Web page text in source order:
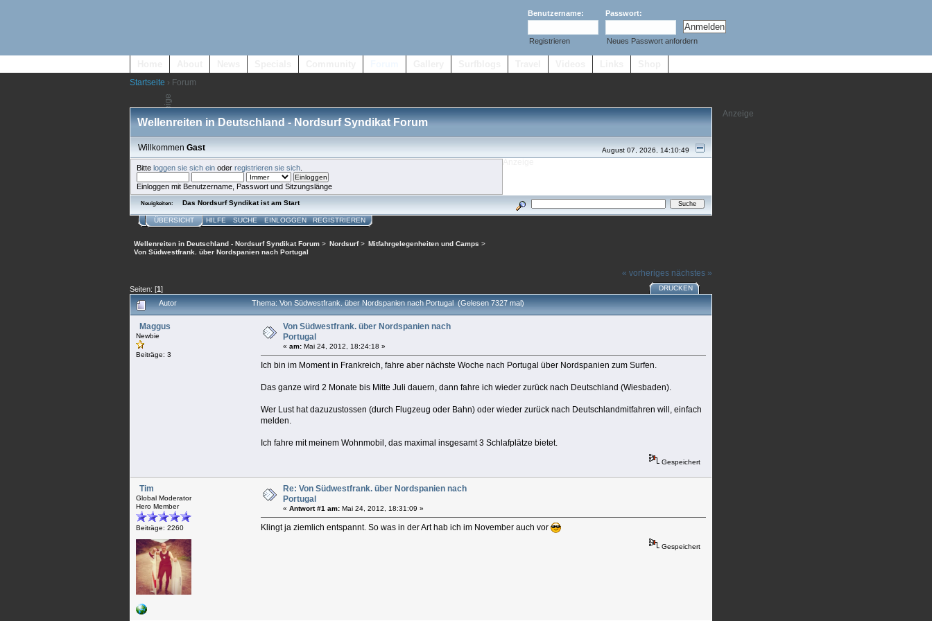
Benutzername: Passwort:
Registrieren Neues Passwort anfordern
Startseite › Forum
Wellenreiten in Deutschland - Nordsurf Syndikat Forum
August 07, 2026, 14:10:49
WillkommenGast
Bitte loggen sie sich einoder registrieren sie sich.
Einloggen mit Benutzername, Passwort und Sitzungslänge
Neuigkeiten: Das Nordsurf Syndikat ist am Start
ÜBERSICHT HILFE SUCHE EINLOGGEN REGISTRIEREN
Wellenreiten in Deutschland - Nordsurf Syndikat Forum > Nordsurf> Mitfahrgelegenheiten und Camps >
Von Südwestfrank. über Nordspanien nach Portugal
« vorheriges nächstes »
Seiten: [1] DRUCKEN
Autor Thema: Von Südwestfrank. über Nordspanien nach Portugal (Gelesen 7327 mal)
Maggus
Newbie
Beiträge: 3
Von Südwestfrank. über Nordspanien nach
Portugal
«am: Mai 24, 2012, 18:24:18 »
Ich bin im Moment in Frankreich, fahre aber nächste Woche nach Portugal über Nordspanien zum Surfen.
Das ganze wird 2 Monate bis Mitte Juli dauern, dann fahre ich wieder zurück nach Deutschland (Wiesbaden).
Wer Lust hat dazuzustossen (durch Flugzeug oder Bahn) oder wieder zurück nach Deutschlandmitfahren will, einfach
melden.
Ich fahre mit meinem Wohnmobil, das maximal insgesamt 3 Schlafplätze bietet.
Gespeichert
Tim
Global Moderator
Hero Member
Beiträge: 2260
Re: Von Südwestfrank. über Nordspanien nach
Portugal
«Antwort #1 am: Mai 24, 2012, 18:31:09 »
Klingt ja ziemlich entspannt. So was in der Art hab ich im November auch vor
Gespeichert